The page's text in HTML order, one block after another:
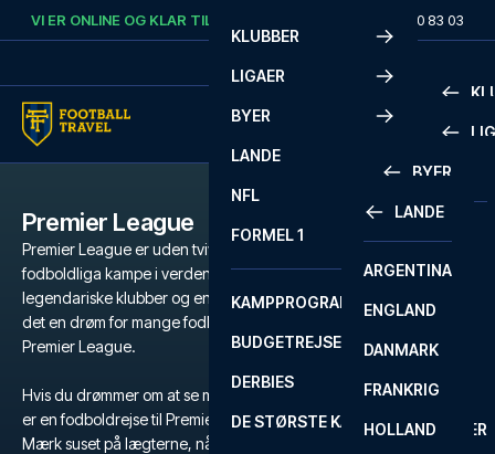
Skip to content
VI ER ONLINE OG KLAR TIL AT HJÆLPE DIG. +45 72 10 83 03
KLUBBER
LIGAER
SERIE A
BYER
BYER
LISSABON
LIVERPOOL
LONDON
MADRID
MANCHESTER
LANDE
LANDE
ARGENTINA
ENGLAND
DANMARK
FRANKRIG
HOLLAND
NFL
FORMEL 1
KAMPPROGRAM
BUDGETREJSER
DERBIES
DE STØRSTE KAMPE
Premier League
Premier League er uden tvivl de mest populære og intense
fodboldliga kampe i verden. Med et væld af verdensstjerner,
legendariske klubber og en atmosfære der er svær at matche, er
det en drøm for mange fodboldfans at få fingrene i billetter til
Premier League.
Hvis du drømmer om at se magien udfolde sig på grønsværen, så
er en fodboldrejse til Premier League den ultimative oplevelse.
Mærk suset på lægterne, når dit favorithold kæmper for sejren, og